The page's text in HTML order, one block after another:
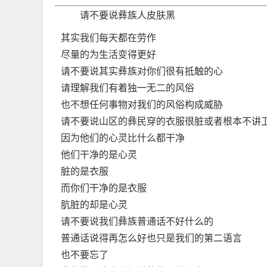
请不要说彝族人皮肤黑
其实我们每天都在劳作
尽量的为生活变得更好
请不要说其实彝族对你们很有抵触的心
请理解我们有着独一无二的风俗
也不想任何事物对我们的风俗构成威胁
请不要说山区的彝民穿的衣服很脏或者根本不讲
因为他们的心灵比什么都干净
他们干净的是心灵
脏的是衣服 ­
而你们干净的是衣服 ­
肮脏的却是心灵 ­
请不要说我们彝族普通话不好什么的
普通话说得再怎么好也只是我们的第二语言
也不要忘了